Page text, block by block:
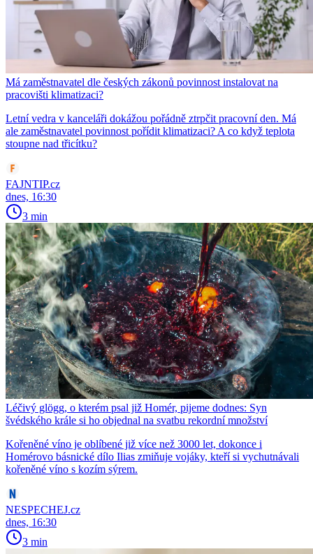
Má zaměstnavatel dle českých zákonů povinnost instalovat na
pracovišti klimatizaci?
Letní vedra v kanceláři dokážou pořádně ztrpčit pracovní den. Má
ale zaměstnavatel povinnost pořídit klimatizaci? A co když teplota
stoupne nad třicítku?
FAJNTIP.cz
dnes, 16:30
3 min
Léčivý glögg, o kterém psal již Homér, pijeme dodnes: Syn
švédského krále si ho objednal na svatbu rekordní množství
Kořeněné víno je oblíbené již více než 3000 let, dokonce i
Homérovo básnické dílo Ilias zmiňuje vojáky, kteří si vychutnávali
kořeněné víno s kozím sýrem.
NESPECHEJ.cz
dnes, 16:30
3 min